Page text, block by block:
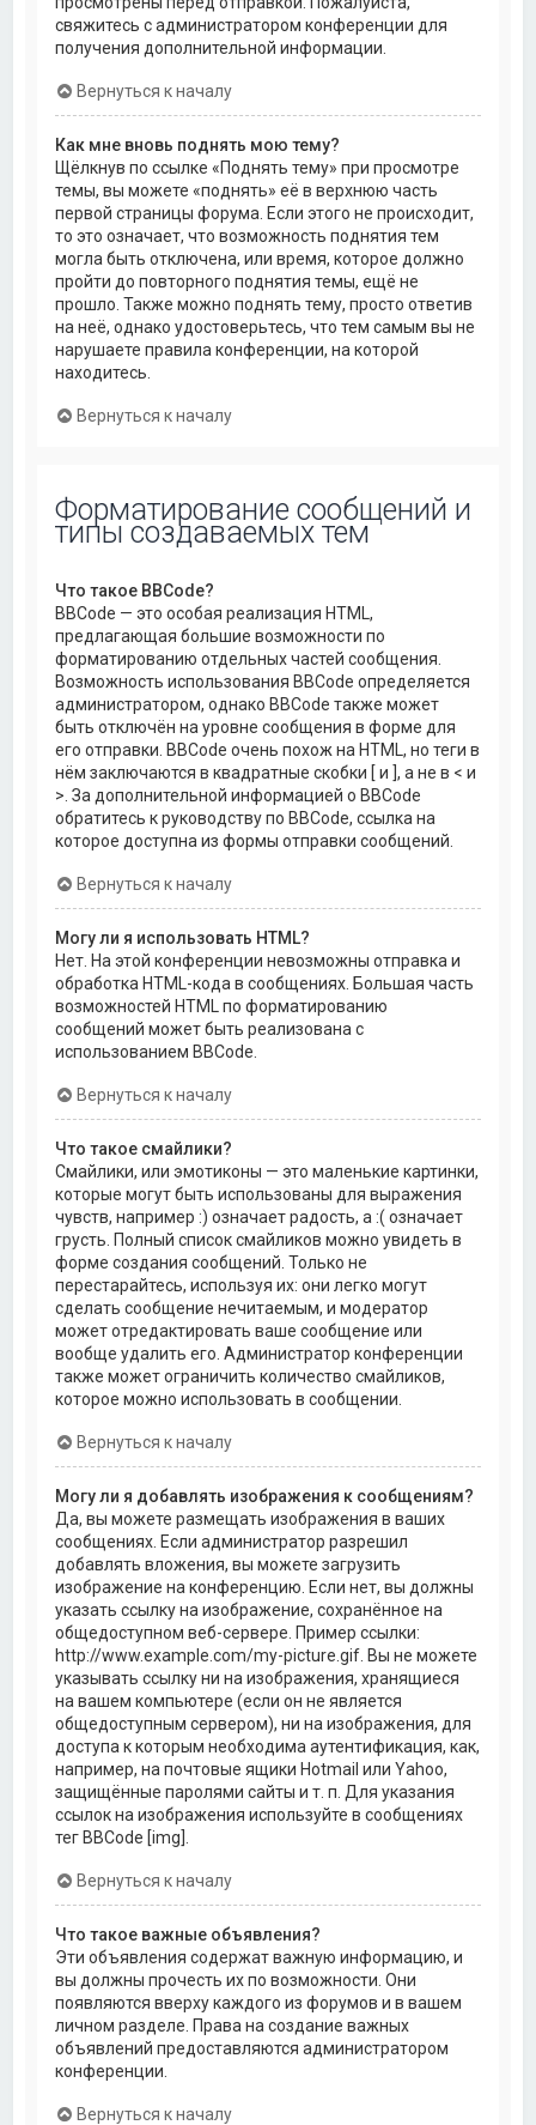
свяжитесь с администратором конференции для
получения дополнительной информации.
Вернуться к началу
Как мне вновь поднять мою тему?
Щёлкнув по ссылке «Поднять тему» при просмотре
темы, вы можете «поднять» её в верхнюю часть
первой страницы форума. Если этого не происходит,
то это означает, что возможность поднятия тем
могла быть отключена, или время, которое должно
пройти до повторного поднятия темы, ещё не
прошло. Также можно поднять тему, просто ответив
на неё, однако удостоверьтесь, что тем самым вы не
нарушаете правила конференции, на которой
находитесь.
Вернуться к началу
Форматирование сообщений и
типы создаваемых тем
Что такое BBCode?
BBCode — это особая реализация HTML,
предлагающая большие возможности по
форматированию отдельных частей сообщения.
Возможность использования BBCode определяется
администратором, однако BBCode также может
быть отключён на уровне сообщения в форме для
его отправки. BBCode очень похож на HTML, но теги в
нём заключаются в квадратные скобки [ и ], а не в < и
>. За дополнительной информацией о BBCode
обратитесь к руководству по BBCode, ссылка на
которое доступна из формы отправки сообщений.
Вернуться к началу
Могу ли я использовать HTML?
Нет. На этой конференции невозможны отправка и
обработка HTML-кода в сообщениях. Большая часть
возможностей HTML по форматированию
сообщений может быть реализована с
использованием BBCode.
Вернуться к началу
Что такое смайлики?
Смайлики, или эмотиконы — это маленькие картинки,
которые могут быть использованы для выражения
чувств, например :) означает радость, а :( означает
грусть. Полный список смайликов можно увидеть в
форме создания сообщений. Только не
перестарайтесь, используя их: они легко могут
сделать сообщение нечитаемым, и модератор
может отредактировать ваше сообщение или
вообще удалить его. Администратор конференции
также может ограничить количество смайликов,
которое можно использовать в сообщении.
Вернуться к началу
Могу ли я добавлять изображения к сообщениям?
Да, вы можете размещать изображения в ваших
сообщениях. Если администратор разрешил
добавлять вложения, вы можете загрузить
изображение на конференцию. Если нет, вы должны
указать ссылку на изображение, сохранённое на
общедоступном веб-сервере. Пример ссылки:
http://www.example.com/my-picture.gif. Вы не можете
указывать ссылку ни на изображения, хранящиеся
на вашем компьютере (если он не является
общедоступным сервером), ни на изображения, для
доступа к которым необходима аутентификация, как,
например, на почтовые ящики Hotmail или Yahoo,
защищённые паролями сайты и т. п. Для указания
ссылок на изображения используйте в сообщениях
тег BBCode [img].
Вернуться к началу
Что такое важные объявления?
Эти объявления содержат важную информацию, и
вы должны прочесть их по возможности. Они
появляются вверху каждого из форумов и в вашем
личном разделе. Права на создание важных
объявлений предоставляются администратором
конференции.
Вернуться к началу